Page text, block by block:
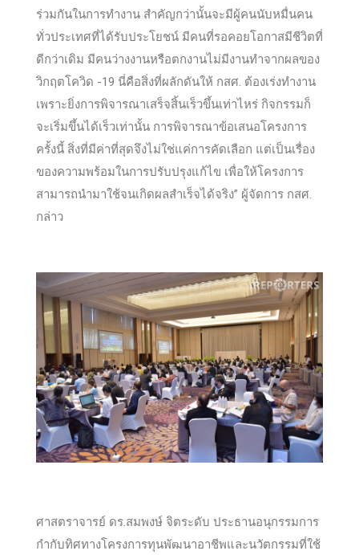
ร่วมกันในการทำงาน สำคัญกว่านั้นจะมีผู้คนนับหมื่นคน
ทั่วประเทศที่ได้รับประโยชน์ มีคนที่รอคอยโอกาสมีชีวิตที่
ดีกว่าเดิม มีคนว่างงานหรือตกงานไม่มีงานทำจากผลของ
วิกฤตโควิด -19 นี่คือสิ่งที่ผลักดันให้ กสศ. ต้องเร่งทำงาน
เพราะยิ่งการพิจารณาเสร็จสิ้นเร็วขึ้นเท่าไหร่ กิจกรรมก็
จะเริ่มขึ้นได้เร็วเท่านั้น การพิจารณาข้อเสนอโครงการ
ครั้งนี้ สิ่งที่มีค่าที่สุดจึงไม่ใช่แค่การคัดเลือก แต่เป็นเรื่อง
ของความพร้อมในการปรับปรุงแก้ไข เพื่อให้โครงการ
สามารถนำมาใช้จนเกิดผลสำเร็จได้จริง” ผู้จัดการ กสศ.
กล่าว
ศาสตราจารย์ ดร.สมพงษ์ จิตระดับ ประธานอนุกรรมการ
กำกับทิศทางโครงการทุนพัฒนาอาชีพและนวัตกรรมที่ใช้